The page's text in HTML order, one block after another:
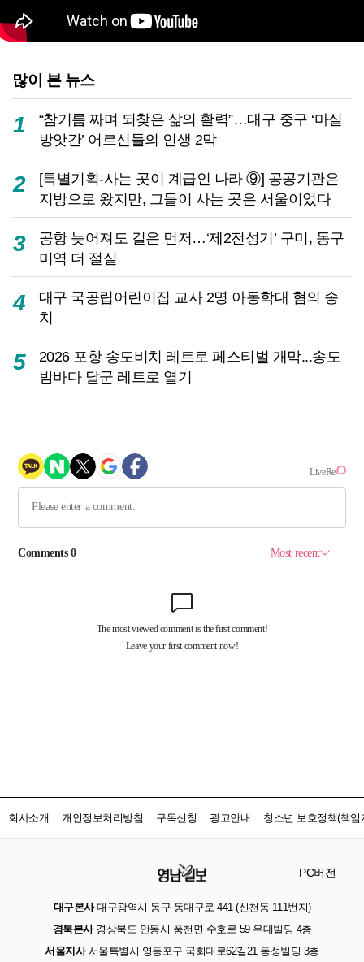
많이 본 뉴스
1
“참기름 짜며 되찾은 삶의 활력”…대구 중구 ‘마실
방앗간’ 어르신들의 인생 2막
2
[특별기획-사는 곳이 계급인 나라 ⑨] 공공기관은
지방으로 왔지만, 그들이 사는 곳은 서울이었다
3
공항 늦어져도 길은 먼저…‘제2전성기’ 구미, 동구
미역 더 절실
4
대구 국공립어린이집 교사 2명 아동학대 혐의 송
치
5
2026 포항 송도비치 레트로 페스티벌 개막...송도
밤바다 달군 레트로 열기
회사소개 개인정보처리방침 구독신청 광고안내 청소년 보호정책(책임
PC버전
대구본사대구광역시 동구 동대구로 441 (신천동 111번지)
경북본사경상북도 안동시 풍천면 수호로 59 우대빌딩 4층
서울지사서울특별시 영등포구 국회대로62길21 동성빌딩 3층